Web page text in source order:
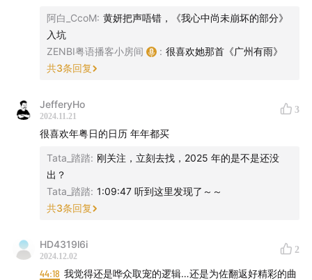
1、“可以同我讲粤语”胸针：
阿白_CcoM: 黄妍把声唔错，《我心中尚未崩坏的部分》
入坑
ZENBI粤语播客小房间
: 很喜欢她那首《广州有雨》
共3条回复
JefferyHo
2024.11.21
3
很喜欢年粤日的日历 年年都买
Tata_踏踏: 刚关注，立刻去找，2025 年的是不是还没
出？
Tata_踏踏: 1:09:47 听到这里发现了～～
共3条回复
HD4319l6i
2024.12.02
2
44:18 我觉得还是哗众取宠的逻辑…还是为佐翻返好精彩的曲